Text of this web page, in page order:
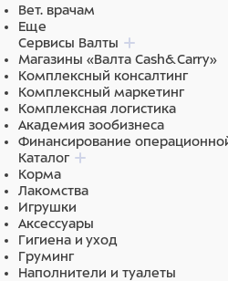
Вет. врачам
Еще
Сервисы Валты
Магазины «Валта Cash&Carry»
Комплексный консалтинг
Комплексный маркетинг
Комплексная логистика
Академия зообизнеса
Финансирование
Каталог
Корма
Лакомства
Игрушки
Аксессуары
Гигиена и уход
Груминг
Наполнители и туалеты